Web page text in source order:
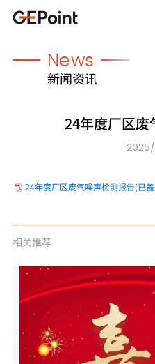
News
新闻资讯
24年度厂区废
24年度厂区废气噪声检测报告(已
相关推荐